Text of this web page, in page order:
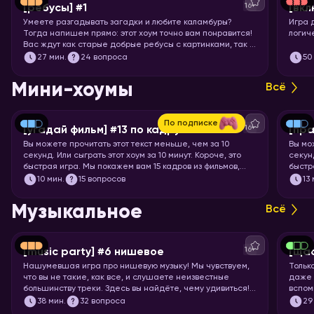
[ребусы] #1 16+
Умеете разгадывать загадки и любите каламбуры?
Тогда напишем прямо: этот хоум точно вам понравится!
Вас ждут как старые добрые ребусы с картинками, так и
вопросы с визуальными подсказками. Вспоминайте, что
27 мин. 24 вопроса
Игра
50
Мини-хоумы Всё
По подписке
[угадай фильм] #13 по кадру 16+
Вы можете прочитать этот текст меньше, чем за 10
секунд. Или сыграть этот хоум за 10 минут. Короче, это
быстрая игра. Мы покажем вам 15 кадров из фильмов,
мультфильмов и аниме, а ваша задача – угадать, откуда
10 мин. 15 вопросов
Вы
13
Музыкальное Всё
[music party] #6 нишевое 16+
Нашумевшая игра про нишевую музыку! Мы чувствуем,
что вы не такие, как все, и слушаете неизвестные
большинству треки. Здесь вы найдёте, чему удивиться!
Настраивайте слух на изысканную непопулярную музыку
38 мин. 32 вопроса
даже
29